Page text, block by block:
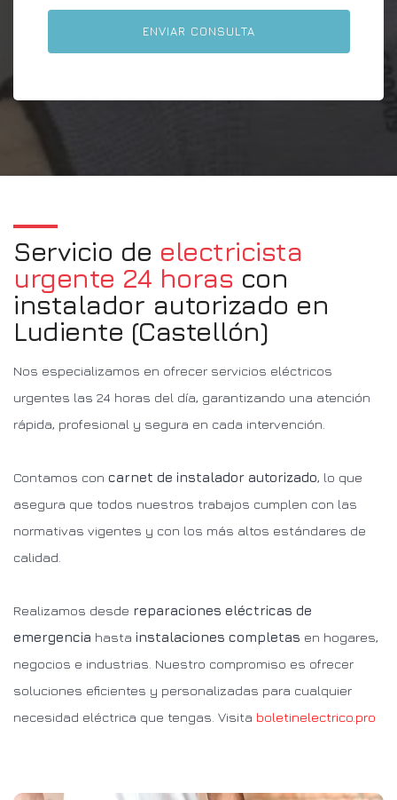
Servicio de electricista
urgente 24 horas con
instalador autorizado en
Ludiente (Castellón)
Nos especializamos en ofrecer servicios eléctricos
urgentes las 24 horas del día, garantizando una atención
rápida, profesional y segura en cada intervención.
Contamos con carnet de instalador autorizado, lo que
asegura que todos nuestros trabajos cumplen con las
normativas vigentes y con los más altos estándares de
calidad.
Realizamos desde reparaciones eléctricas de
emergencia hasta instalaciones completas en hogares,
negocios e industrias. Nuestro compromiso es ofrecer
soluciones eficientes y personalizadas para cualquier
necesidad eléctrica que tengas. Visita boletinelectrico.pro